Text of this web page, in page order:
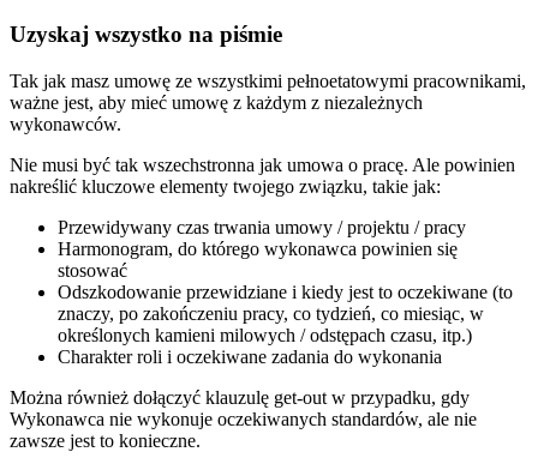
Uzyskaj wszystko na piśmie
Tak jak masz umowę ze wszystkimi pełnoetatowymi pracownikami,
ważne jest, aby mieć umowę z każdym z niezależnych
wykonawców.
Nie musi być tak wszechstronna jak umowa o pracę. Ale powinien
nakreślić kluczowe elementy twojego związku, takie jak:
Przewidywany czas trwania umowy / projektu / pracy
Harmonogram, do którego wykonawca powinien się
stosować
Odszkodowanie przewidziane i kiedy jest to oczekiwane (to
znaczy, po zakończeniu pracy, co tydzień, co miesiąc, w
określonych kamieni milowych / odstępach czasu, itp.)
Charakter roli i oczekiwane zadania do wykonania
Można również dołączyć klauzulę get-out w przypadku, gdy
Wykonawca nie wykonuje oczekiwanych standardów, ale nie
zawsze jest to konieczne.